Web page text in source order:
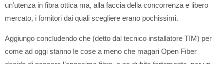
un’utenza in fibra ottica ma, alla faccia della concorrenza e libero
mercato, i fornitori dai quali scegliere erano pochissimi.
Aggiungo concludendo che (detto dal tecnico installatore TIM) per
come ad oggi stanno le cose a meno che magari Open Fiber